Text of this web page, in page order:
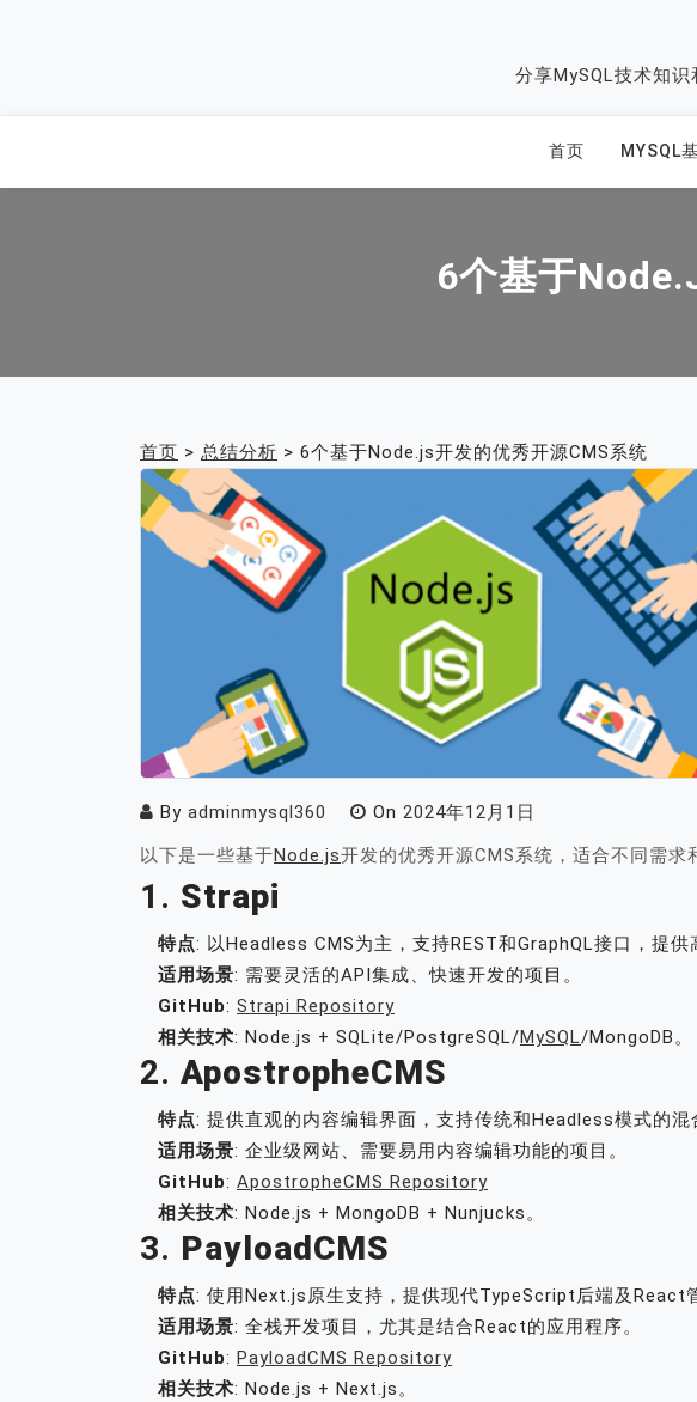
分享MySQL技术知识
首页 MYSQL
6个基于
首页 > 总结分析 > 6个基于Node.js开发的优秀开源CMS系统
By adminmysql360 On 2024年12月1日
以下是一些基于Node.js开发的优秀开源CMS系统，适合不同需求
1. Strapi
特点: 以Headless CMS为主，支持REST和GraphQL接口，提供
适用场景: 需要灵活的API集成、快速开发的项目。
GitHub: Strapi Repository
相关技术: Node.js + SQLite/PostgreSQL/MySQL/MongoDB。
2. ApostropheCMS
特点: 提供直观的内容编辑界面，支持传统和Headless模式的混
适用场景: 企业级网站、需要易用内容编辑功能的项目。
GitHub: ApostropheCMS Repository
相关技术: Node.js + MongoDB + Nunjucks。
3. PayloadCMS
特点: 使用Next.js原生支持，提供现代TypeScript后端及React
适用场景: 全栈开发项目，尤其是结合React的应用程序。
GitHub: PayloadCMS Repository
相关技术: Node.js + Next.js。